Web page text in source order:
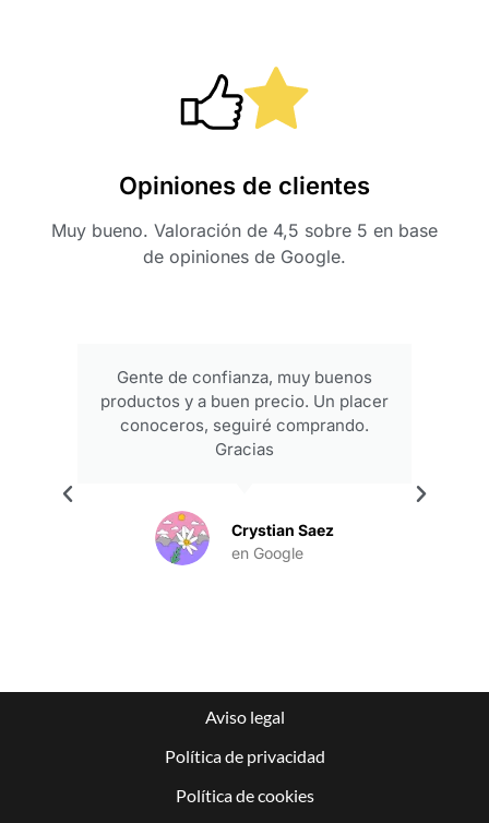
Opiniones de clientes
Muy bueno. Valoración de 4,5 sobre 5 en base
de opiniones de Google.
Gente de confianza, muy buenos
productos y a buen precio. Un placer
conoceros, seguiré comprando.
Gracias
Crystian Saez
en Google
Aviso legal
Política de privacidad
Política de cookies